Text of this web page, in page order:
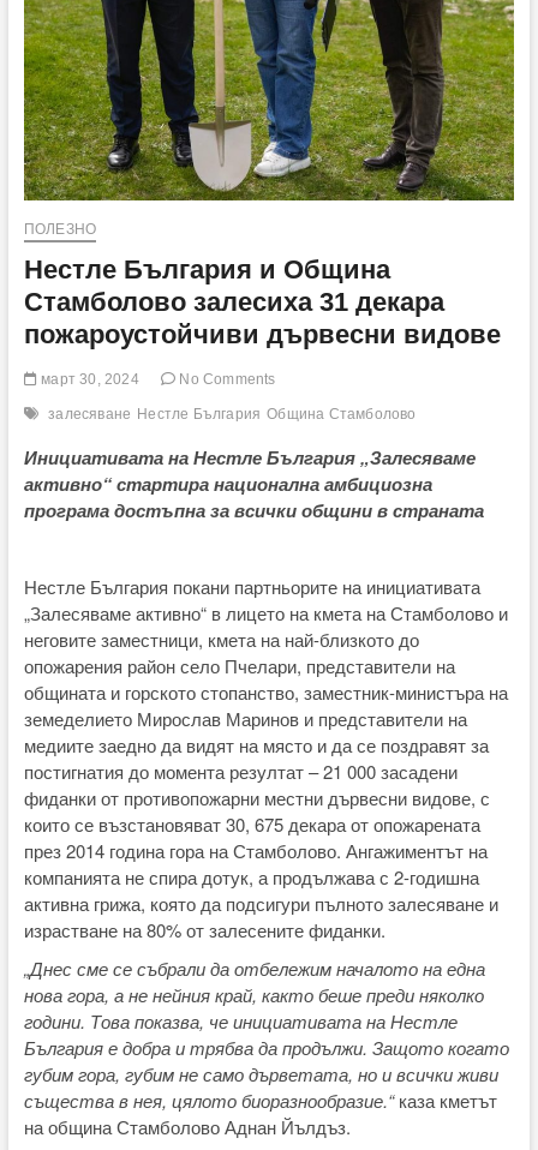
ПОЛЕЗНО
Нестле България и Община
Стамболово залесиха 31 декара
пожароустойчиви дървесни видове
март 30, 2024 No Comments
залесяване Нестле България Община Стамболово
Инициативата на Нестле България„Залесяваме
активно“стартира национална амбициозна
програма достъпна за всички общини в страната
Нестле България покани партньорите на инициативата
„Залесяваме активно“ в лицето на кмета на Стамболово и
неговите заместници, кмета на най-близкото до
опожарения район село Пчелари, представители на
общината и горското стопанство, заместник-министъра на
земеделието Мирослав Маринов и представители на
медиите заедно да видят на място и да се поздравят за
постигнатия до момента резултат – 21 000 засадени
фиданки от противопожарни местни дървесни видове, с
които се възстановяват 30, 675 декара от опожарената
през 2014 година гора на Стамболово. Ангажиментът на
компанията не спира дотук, а продължава с 2-годишна
активна грижа, която да подсигури пълното залесяване и
израстване на 80% от залесените фиданки.
„Днес сме се събрали да отбележим началото на една
нова гора, а не нейния край, както беше преди няколко
години. Това показва, че инициативата на Нестле
България е добра и трябва да продължи. Защото когато
губим гора, губим не само дърветата, но и всички живи
същества в нея, цялото биоразнообразие.“каза кметът
на община Стамболово Аднан Йълдъз.